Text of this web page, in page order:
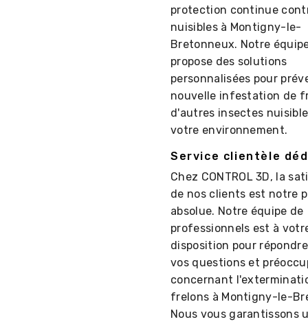
protection continue
nuisibles à Montigny-le-
Bretonneux. Notre
propose des solutions
personnalisées pour
nouvelle infestation de
d'autres insectes
votre environnement.
Service clientèle
Chez CONTROL 3D, la
de nos clients est notre
absolue. Notre équipe de
professionnels est à
disposition pour
vos questions et
concernant
frelons à Montigny-le-
Nous vous garantissons